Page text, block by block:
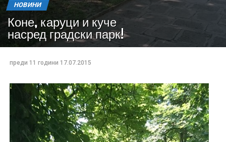
НОВИНИ
Коне, каруци и куче
насред градски парк!
преди 11 години 17.07.2015